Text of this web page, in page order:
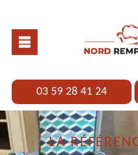
03 59 28 41 24
LA